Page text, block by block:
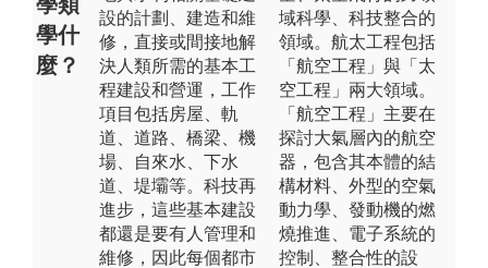
學什
麼？
設的計劃、建造和維
修，直接或間接地解
決人類所需的基本工
程建設和營運，工作
項目包括房屋、軌
道、道路、橋梁、機
場、自來水、下水
道、堤壩等。科技再
進步，這些基本建設
都還是要有人管理和
維修，因此每個都市
域科學、科技整合的
領域。航太工程包括
「航空工程」與「太
空工程」兩大領域。
「航空工程」主要在
探討大氣層內的航空
器，包含其本體的結
構材料、外型的空氣
動力學、發動機的燃
燒推進、電子系統的
控制、整合性的設